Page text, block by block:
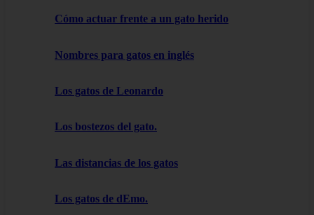
Cómo actuar frente a un gato herido
Nombres para gatos en inglés
Los gatos de Leonardo
Los bostezos del gato.
Las distancias de los gatos
Los gatos de dEmo.